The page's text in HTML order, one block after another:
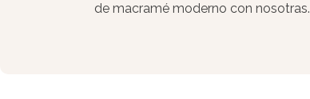
de macramé moderno con nosotras.